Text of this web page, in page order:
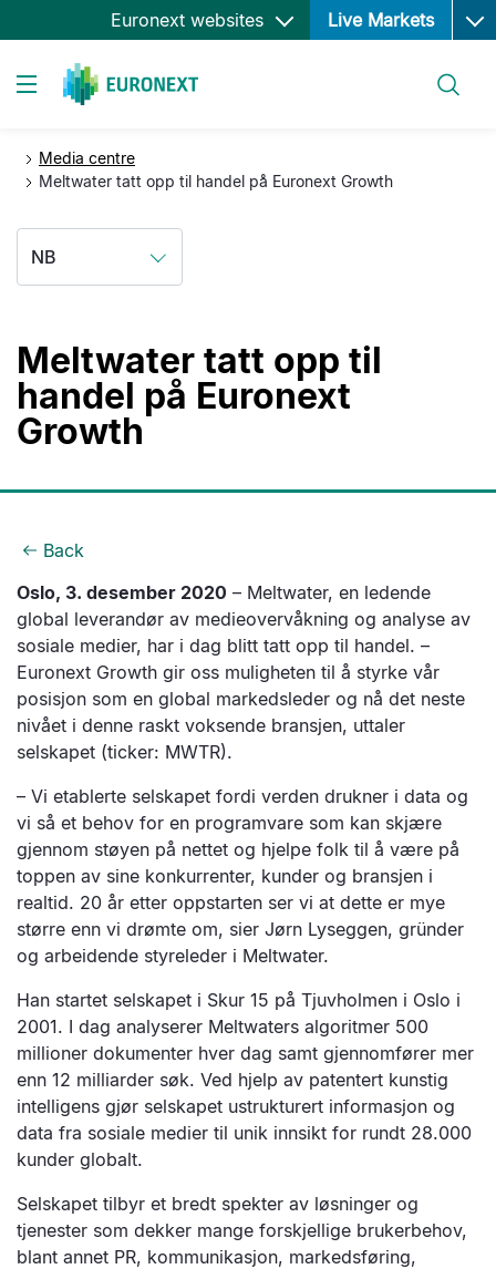
Hopp
til
Euronext websites Live Markets Open
Media centre
Meltwater tatt opp til handel på Euronext Growth
NB
Meltwater tatt opp til
handel på Euronext
Growth
Back
Oslo, 3. desember 2020 – Meltwater, en ledende
global leverandør av medieovervåkning og analyse av
sosiale medier, har i dag blitt tatt opp til handel. –
Euronext Growth gir oss muligheten til å styrke vår
posisjon som en global markedsleder og nå det neste
nivået i denne raskt voksende bransjen, uttaler
selskapet (ticker: MWTR).
– Vi etablerte selskapet fordi verden drukner i data og
vi så et behov for en programvare som kan skjære
gjennom støyen på nettet og hjelpe folk til å være på
toppen av sine konkurrenter, kunder og bransjen i
realtid. 20 år etter oppstarten ser vi at dette er mye
større enn vi drømte om, sier Jørn Lyseggen, gründer
og arbeidende styreleder i Meltwater.
Han startet selskapet i Skur 15 på Tjuvholmen i Oslo i
2001. I dag analyserer Meltwaters algoritmer 500
millioner dokumenter hver dag samt gjennomfører mer
enn 12 milliarder søk. Ved hjelp av patentert kunstig
intelligens gjør selskapet ustrukturert informasjon og
data fra sosiale medier til unik innsikt for rundt 28.000
kunder globalt.
Selskapet tilbyr et bredt spekter av løsninger og
tjenester som dekker mange forskjellige brukerbehov,
blant annet PR, kommunikasjon, markedsføring,